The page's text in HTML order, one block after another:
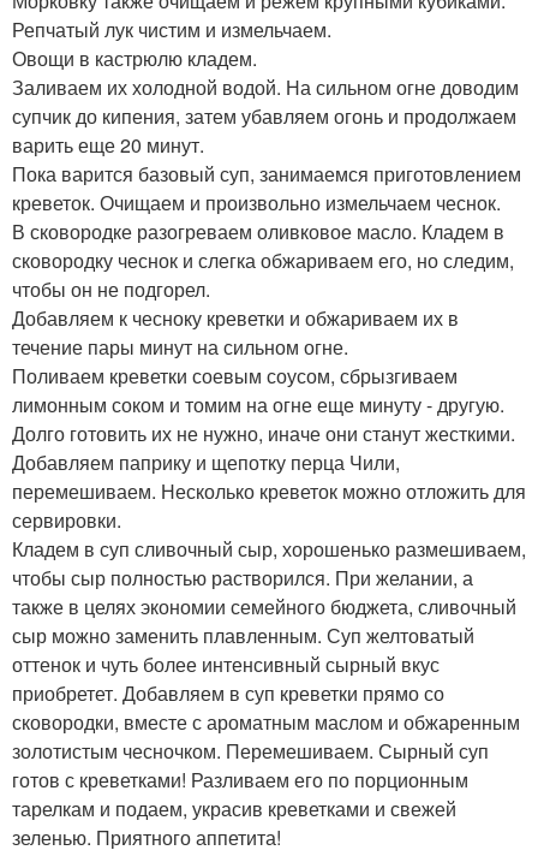
Репчатый лук чистим и измельчаем.
Овощи в кастрюлю кладем.
Заливаем их холодной водой. На сильном огне доводим
супчик до кипения, затем убавляем огонь и продолжаем
варить еще 20 минут.
Пока варится базовый суп, занимаемся приготовлением
креветок. Очищаем и произвольно измельчаем чеснок.
В сковородке разогреваем оливковое масло. Кладем в
сковородку чеснок и слегка обжариваем его, но следим,
чтобы он не подгорел.
Добавляем к чесноку креветки и обжариваем их в
течение пары минут на сильном огне.
Поливаем креветки соевым соусом, сбрызгиваем
лимонным соком и томим на огне еще минуту - другую.
Долго готовить их не нужно, иначе они станут жесткими.
Добавляем паприку и щепотку перца Чили,
перемешиваем. Несколько креветок можно отложить для
сервировки.
Кладем в суп сливочный сыр, хорошенько размешиваем,
чтобы сыр полностью растворился. При желании, а
также в целях экономии семейного бюджета, сливочный
сыр можно заменить плавленным. Суп желтоватый
оттенок и чуть более интенсивный сырный вкус
приобретет. Добавляем в суп креветки прямо со
сковородки, вместе с ароматным маслом и обжаренным
золотистым чесночком. Перемешиваем. Сырный суп
готов с креветками! Разливаем его по порционным
тарелкам и подаем, украсив креветками и свежей
зеленью. Приятного аппетита!